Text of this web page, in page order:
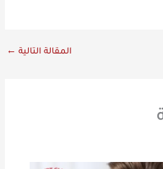
المقالة التالية ←